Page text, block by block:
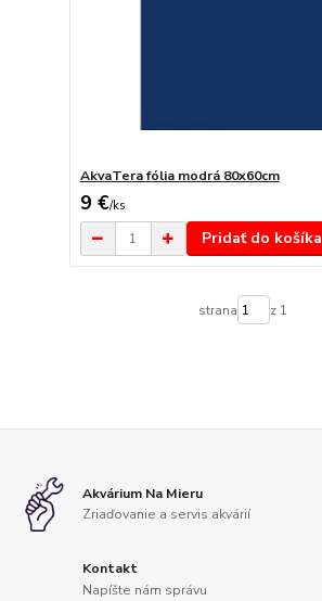
AkvaTera fólia modrá 80x60cm
9 €/ks
Pridať do košíka
strana z 1
Akvárium Na Mieru
Zriaďovanie a servis akvárií
Kontakt
Napíšte nám správu